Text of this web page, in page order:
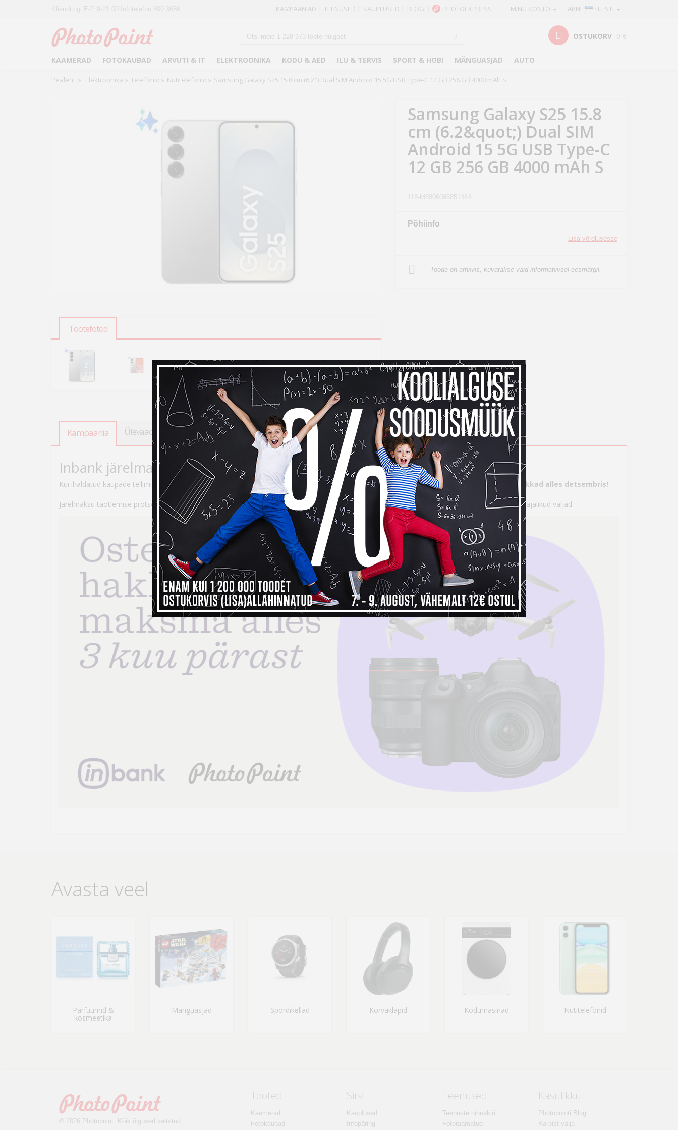
TARNE · EESTI
MINU KONTO
KAMPAANIAD TEENUSED KAUPLUSED BLOGI PHOTOEXPRESS
OSTUKORV 0 €
KAAMERAD FOTOKAUBAD ARVUTI & IT ELEKTROONIKA KODU & AED ILU & TERVIS SPORT & HOBI MÄNGUASJAD AUTO
Pealeht » Elektroonika » Telefonid » Nutitelefonid » Samsung Galaxy S25 15.8 cm (6.2") Dual SIM Android 15 5G USB Type-C 12 GB 256 GB 4000 mAh S
Tootefotod
Samsung Galaxy S25 15.8
cm (6.2&quot;) Dual SIM
Android 15 5G USB Type-C
12 GB 256 GB 4000 mAh S
118-M8806095851464
Põhiinfo
Lisa võrdlusesse
Toode on arhiivis, kuvatakse vaid informatiivsel eesmärgil.
Kampaania Ülevaade Tooteandmed
Inbank järelmaksuga ostes maksad kauba eest alles detsembris
Kui ihaldatud kaupade tellimiseks peaks raha nappima, siis Inbank järelmaksu abiga saad soovitud kauba kohe kätte, aga maksma hakkad alles detsembris!
Järelmaksu taotlemise protsess on lihtne – veebikaubamaja ostukorvis tuleb makseviisiks valida “Maksa järelmaksuga” ning seejärel täita kõik vajalikud väljad.
Avasta veel
Parfüümid &
kosmeetika
Mänguasjad Spordikellad Kõrvaklapid Kodumasinad Nutitelefonid
© 2026 Photopoint. Kõik õigused kaitstud
Tooted
Kaamerad
Fotokaubad
Sirvi
Kauplused
Infopäring
Teenused
Teenuste hinnakiri
Fotoraamatud
Kasulikku
Photopointi Blogi
Karbist välja